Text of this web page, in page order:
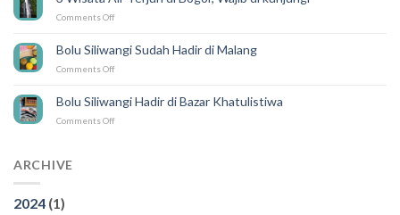
GEBYAR
Comments Offon
Air
Terjun
Bogor,
Wajib
di
Bolu Siliwangi Sudah Hadir di Malang
Comments Offon
Sudah
Hadir
Bolu Siliwangi Hadir di Bazar Khatulistiwa
Comments Offon
ARCHIVE
2024 (1)